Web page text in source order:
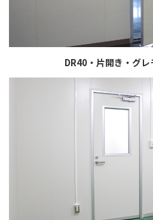
DR40・片開き・グ